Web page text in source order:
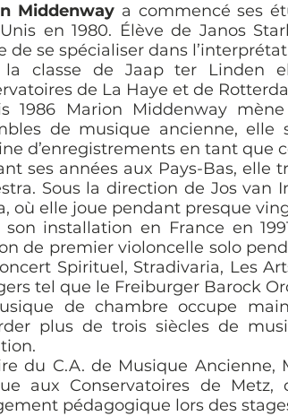
Middenwaya commencé ses
en 1980. Élève de Janos
de se spécialiser dans
la classe de Jaap ter Linden
de La Haye et de
1986 Marion Middenway
de musique ancienne, elle
d’enregistrements en tant que
ses années aux Pays-Bas, elle
Sous la direction de Jos van
où elle joue pendant presque
son installation en France en
de premier violoncelle solo
Spirituel, Stradivaria, Les
tel que le Freiburger Barock
de chambre occupe
plus de trois siècles de
du C.A. de Musique
aux Conservatoires de
pédagogique lors des